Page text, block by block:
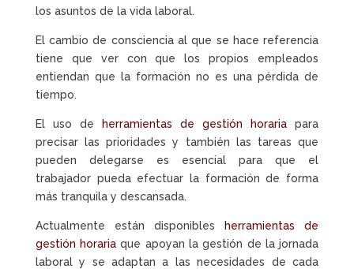
los asuntos de la vida laboral.
El cambio de consciencia al que se hace referencia
tiene que ver con que los propios empleados
entiendan que la formación no es una pérdida de
tiempo.
El uso de herramientas de gestión horaria para
precisar las prioridades y también las tareas que
pueden delegarse es esencial para que el
trabajador pueda efectuar la formación de forma
más tranquila y descansada.
Actualmente están disponibles
herramientas de
gestión horaria que apoyan la gestión de la jornada
laboral y se adaptan a las necesidades de cada